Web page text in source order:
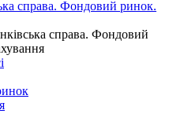
справа. Фондовий ринок.
справа. Фондовий